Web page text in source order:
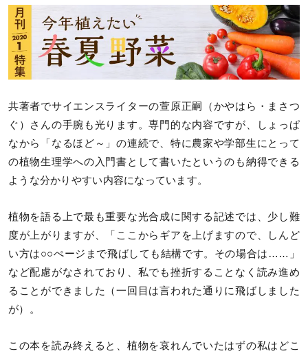
共著者でサイエンスライターの萱原正嗣（かやはら・まさつ
ぐ）さんの手腕も光ります。専門的な内容ですが、しょっぱ
なから「なるほど～」の連続で、特に農家や学部生にとって
の植物生理学への入門書として書いたというのも納得できる
ような分かりやすい内容になっています。
植物を語る上で最も重要な光合成に関する記述では、少し難
度が上がりますが、「ここからギアを上げますので、しんど
い方は○○ぺージまで飛ばしても結構です。その場合は……」
など配慮がなされており、私でも挫折することなく読み進め
ることができました（一回目は言われた通りに飛ばしました
が）。
この本を読み終えると、植物を哀れんでいたはずの私はどこ